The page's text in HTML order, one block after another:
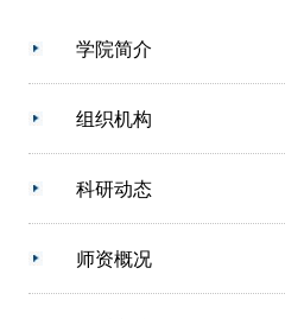
学院简介
组织机构
科研动态
师资概况